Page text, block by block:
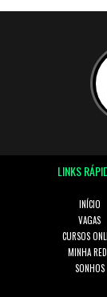
LINKS
INÍCIO
VAGAS
CURSOS
MINHA
SONHOS